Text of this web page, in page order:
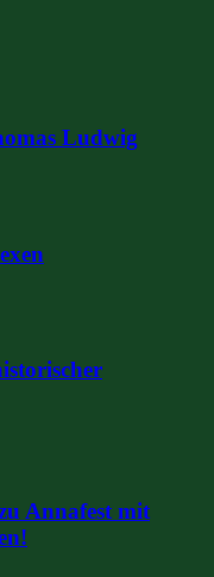
Ludwig
Annafest mit